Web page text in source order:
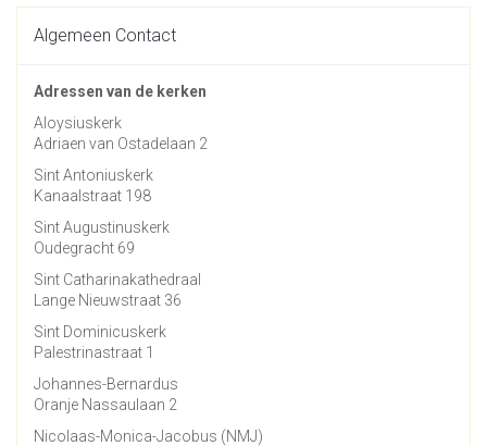
Algemeen Contact
Adressen van de kerken
Aloysiuskerk
Adriaen van Ostadelaan 2
Sint Antoniuskerk
Kanaalstraat 198
Sint Augustinuskerk
Oudegracht 69
Sint Catharinakathedraal
Lange Nieuwstraat 36
Sint Dominicuskerk
Palestrinastraat 1
Johannes-Bernardus
Oranje Nassaulaan 2
Nicolaas-Monica-Jacobus (NMJ)